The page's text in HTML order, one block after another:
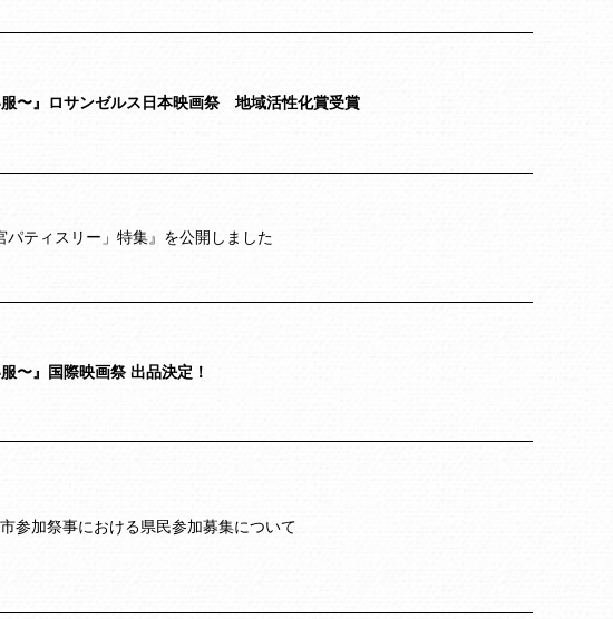
〜』ロサンゼルス日本映画祭 地域活性化賞受賞
パティスリー」特集』を公開しました
〜』国際映画祭 出品決定！
加祭事における県民参加募集について